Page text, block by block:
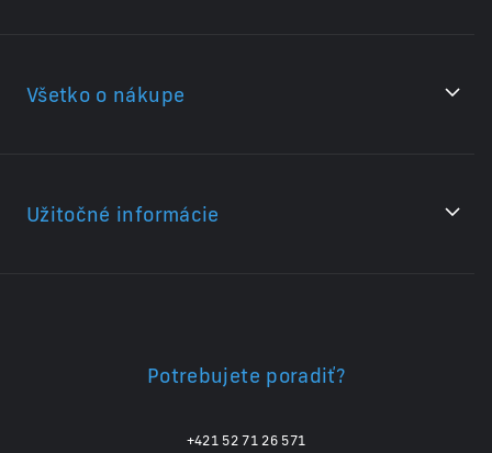
Všetko o nákupe
Užitočné informácie
Potrebujete poradiť?
+421 52 71 26 571